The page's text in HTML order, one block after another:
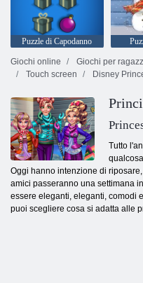
Puzzle di Capodanno
Giochi online
Giochi per
Touch screen
Disney
Tutto
Oggi hanno intenzione di
amici passeranno una settimana
essere eleganti, eleganti, comodi
puoi scegliere cosa si adatta alle